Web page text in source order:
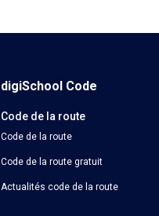
digiSchool Code
Code de la route
Code de la route
Code de la route gratuit
Actualités code de la route